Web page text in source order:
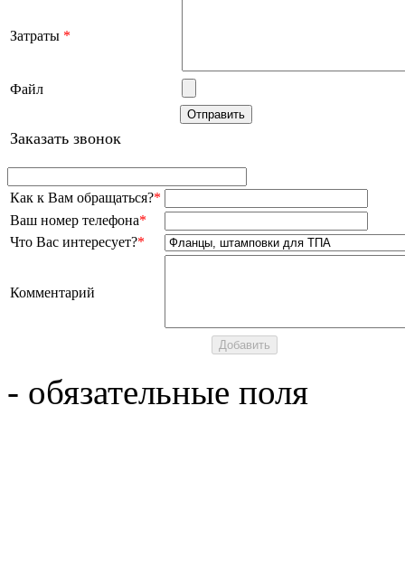
Затраты *
Файл
Заказать звонок
Как к Вам обращаться?*
Ваш номер телефона*
Что Вас интересует?*
Комментарий
- обязательные поля